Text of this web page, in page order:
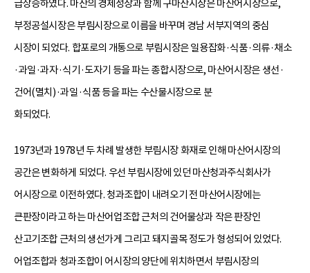
급상승하였다. 마산의 경제성장과 함께 구마산시장은 마산어시장으로,
부정공설시장은 부림시장으로 이름을 바꾸며 경남 서부지역의 중심
시장이 되었다. 합포로의 개통으로 부림시장은 일용잡화·식품·의류·채소
·과일·과자·식기·도자기 등을 파는 종합시장으로, 마산어시장은 생선·
건어(멸치)·과일·식품 등을 파는 수산물시장으로 분
화되었다.
1973년과 1978년 두 차례 발생한 부림시장 화재로 인해 마산어시장의
공간은 변화하게 되었다. 우선 부림시장에 있던 마산청과주식회사가
어시장으로 이전하였다. 청과조합이 내려오기 전 마산어시장에는
큰판장이라고 하는 마산어업조합 근처의 건어물상과 작은 판장인
산고기조합 근처의 생선가게 그리고 돼지골목 정도가 형성되어 있었다.
어업조합과 청과조합이 어시장의 양단에 위치하면서 부림시장의